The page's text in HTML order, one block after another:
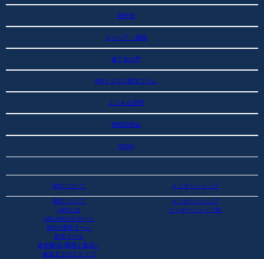
SEKAIAのサポート
IBPの運営チーム
参加までのステップ
留学奨学金
インターンシップ先
留学先
ワシントン大学
ベルビューカレッジ
シアトルセントラルカレッジ
シドニー大学
ウエストミンスター大学
サンウェイ大学
キャリア・就職
修了生の就職先
修了生ネットワーク
IBP応援企業
修了生の声
IBPビジネス留学コラム
よくある質問
無料説明会
NEWS
IBPについて
IBPについて
GBPとは
SEKAIAのサポート
IBPの運営チーム
留学コーチ
参加要項 (費用と要項）
参加までのステップ
インターンシップ
インターンシップ
インターンシップ先